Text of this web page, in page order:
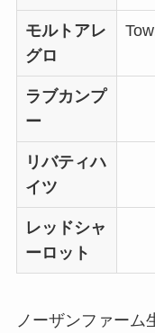
モルトアレ
グロ
ラブカンプ
ー
リバティハ
イツ
レッドシャ
ーロット
ノーザンファー